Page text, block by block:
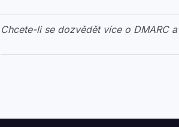
Chcete-li se dozvědět více o DMARC